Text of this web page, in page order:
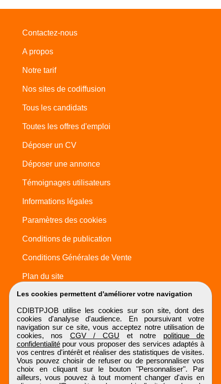
Les cookies permettent d'améliorer votre navigation
CDIBTPJOB utilise les cookies sur son site, dont des
cookies d'analyse d'audience. En poursuivant votre
navigation sur ce site, vous acceptez notre utilisation de
cookies, nos CGV / CGU et notre politique de
confidentialitépour vous proposer des services adaptés à
vos centres d'intérêt et réaliser des statistiques de visites.
Vous pouvez choisir de refuser ou de personnaliser vos
choix en cliquant sur le bouton "Personnaliser". Par
ailleurs, vous pouvez à tout moment changer d'avis en
Contactez-nous
A propos
Notre tarif
Nos sites de codiffusion
Tous les candidats
Toutes les offres d'emploi
Déposer un CV
Déposer une annonce
Témoignages utilisateurs
Informations légales
Paramètres des cookies
Conditions de publication
Conditions Générales de Vente
Plan du site